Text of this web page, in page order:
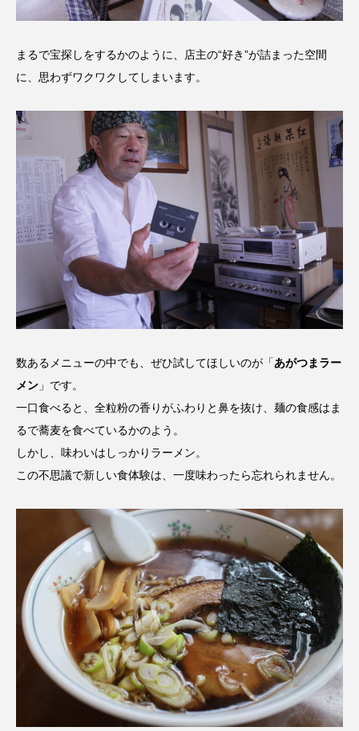
まるで宝探しをするかのように、店主の“好き”が詰まった空間
に、思わずワクワクしてしまいます。
数あるメニューの中でも、ぜひ試してほしいのが「あがつまラー
メン 」です。
一口食べると、全粒粉の香りがふわりと鼻を抜け、麺の食感はま
るで蕎麦を食べているかのよう。
しかし、味わいはしっかりラーメン。
この不思議で新しい食体験は、一度味わったら忘れられません。